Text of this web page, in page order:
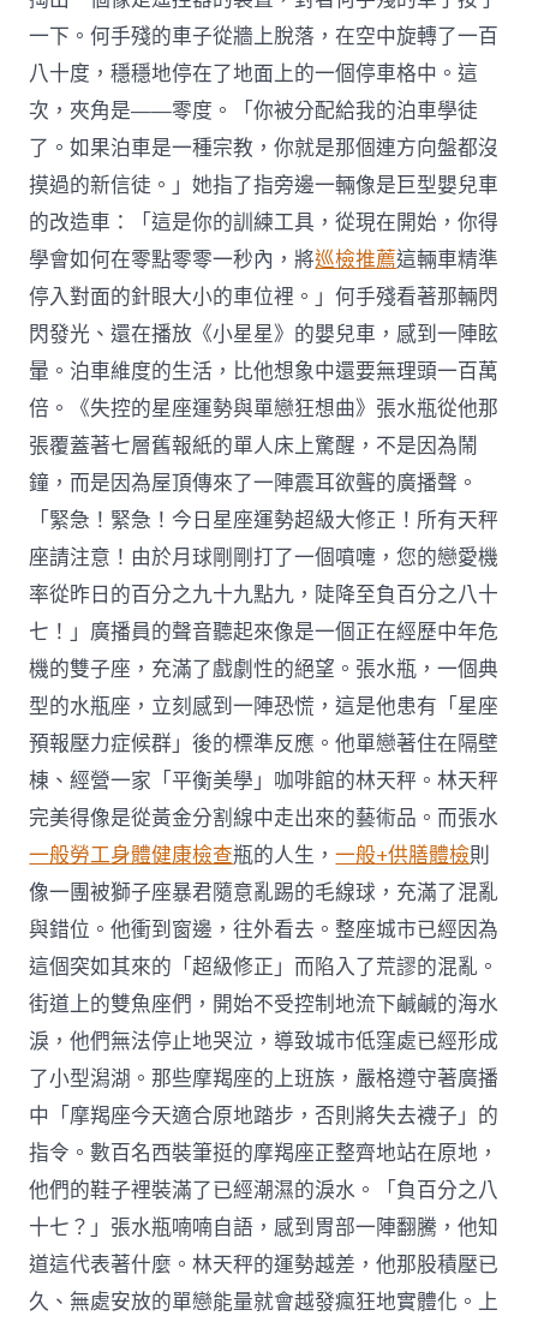
一下。何手殘的車子從牆上脫落，在空中旋轉了一百
八十度，穩穩地停在了地面上的一個停車格中。這
次，夾角是——零度。「你被分配給我的泊車學徒
了。如果泊車是一種宗教，你就是那個連方向盤都沒
摸過的新信徒。」她指了指旁邊一輛像是巨型嬰兒車
的改造車：「這是你的訓練工具，從現在開始，你得
學會如何在零點零零一秒內，將巡檢推薦這輛車精準
停入對面的針眼大小的車位裡。」何手殘看著那輛閃
閃發光、還在播放《小星星》的嬰兒車，感到一陣眩
暈。泊車維度的生活，比他想象中還要無理頭一百萬
倍。《失控的星座運勢與單戀狂想曲》張水瓶從他那
張覆蓋著七層舊報紙的單人床上驚醒，不是因為鬧
鐘，而是因為屋頂傳來了一陣震耳欲聾的廣播聲。
「緊急！緊急！今日星座運勢超級大修正！所有天秤
座請注意！由於月球剛剛打了一個噴嚏，您的戀愛機
率從昨日的百分之九十九點九，陡降至負百分之八十
七！」廣播員的聲音聽起來像是一個正在經歷中年危
機的雙子座，充滿了戲劇性的絕望。張水瓶，一個典
型的水瓶座，立刻感到一陣恐慌，這是他患有「星座
預報壓力症候群」後的標準反應。他單戀著住在隔壁
棟、經營一家「平衡美學」咖啡館的林天秤。林天秤
完美得像是從黃金分割線中走出來的藝術品。而張水
一般勞工身體健康檢查瓶的人生，一般+供膳體檢則
像一團被獅子座暴君隨意亂踢的毛線球，充滿了混亂
與錯位。他衝到窗邊，往外看去。整座城市已經因為
這個突如其來的「超級修正」而陷入了荒謬的混亂。
街道上的雙魚座們，開始不受控制地流下鹹鹹的海水
淚，他們無法停止地哭泣，導致城市低窪處已經形成
了小型潟湖。那些摩羯座的上班族，嚴格遵守著廣播
中「摩羯座今天適合原地踏步，否則將失去襪子」的
指令。數百名西裝筆挺的摩羯座正整齊地站在原地，
他們的鞋子裡裝滿了已經潮濕的淚水。「負百分之八
十七？」張水瓶喃喃自語，感到胃部一陣翻騰，他知
道這代表著什麼。林天秤的運勢越差，他那股積壓已
久、無處安放的單戀能量就會越發瘋狂地實體化。上